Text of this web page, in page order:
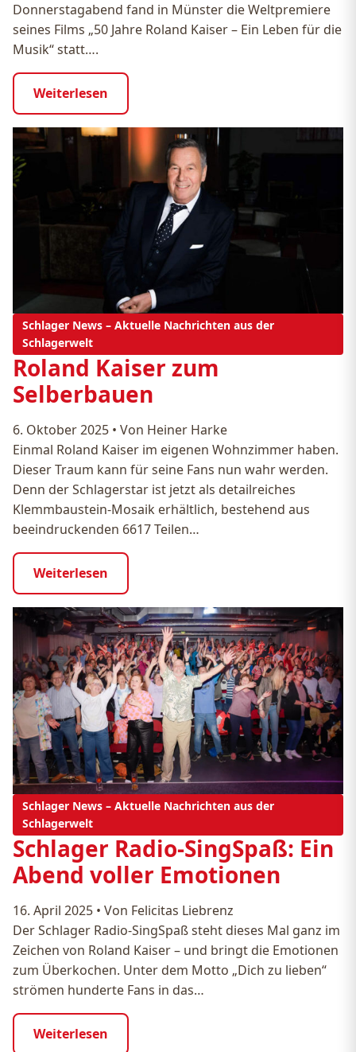
Donnerstagabend fand in Münster die Weltpremiere
seines Films „50 Jahre Roland Kaiser – Ein Leben für die
Musik“ statt….
Weiterlesen
Schlager News – Aktuelle Nachrichten aus der
Schlagerwelt
Roland Kaiser zum
Selberbauen
6. Oktober 2025 • Von Heiner Harke
Einmal Roland Kaiser im eigenen Wohnzimmer haben.
Dieser Traum kann für seine Fans nun wahr werden.
Denn der Schlagerstar ist jetzt als detailreiches
Klemmbaustein-Mosaik erhältlich, bestehend aus
beeindruckenden 6617 Teilen…
Weiterlesen
Schlager News – Aktuelle Nachrichten aus der
Schlagerwelt
Schlager Radio-SingSpaß: Ein
Abend voller Emotionen
16. April 2025 • Von Felicitas Liebrenz
Der Schlager Radio-SingSpaß steht dieses Mal ganz im
Zeichen von Roland Kaiser – und bringt die Emotionen
zum Überkochen. Unter dem Motto „Dich zu lieben“
strömen hunderte Fans in das…
Weiterlesen